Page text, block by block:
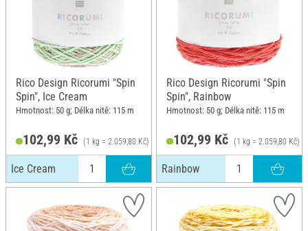
Rico Design Ricorumi "Spin
Spin", Ice Cream
Hmotnost: 50 g; Délka nitě: 115 m
102,99 Kč (1 kg = 2.059,80 Kč)
Ice Cream
Rico Design Ricorumi "Spin
Spin", Rainbow
Hmotnost: 50 g; Délka nitě: 115 m
102,99 Kč (1 kg = 2.059,80 Kč)
Rainbow